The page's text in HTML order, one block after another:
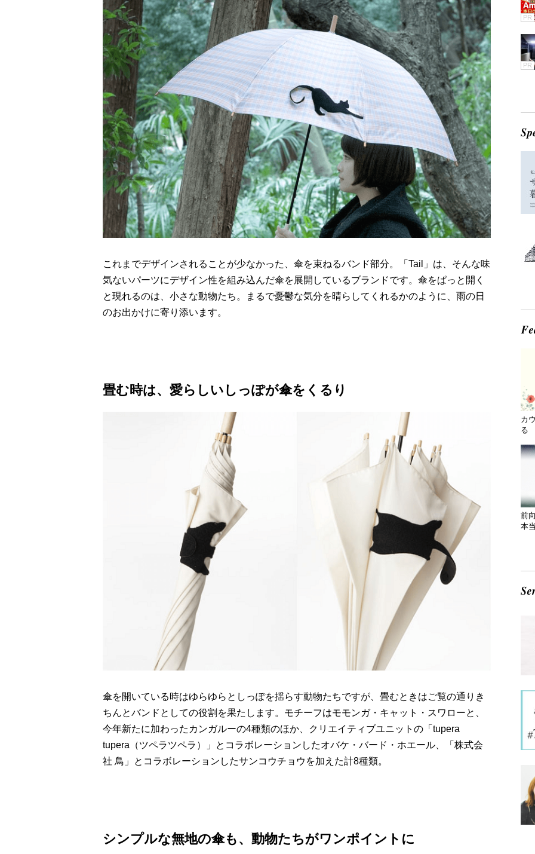
これまでデザインされることが少なかった、傘を束ねるバンド部分。「Tail」は、そんな味
気ないパーツにデザイン性を組み込んだ傘を展開しているブランドです。傘をぱっと開く
と現れるのは、小さな動物たち。まるで憂鬱な気分を晴らしてくれるかのように、雨の日
のお出かけに寄り添います。
畳む時は、愛らしいしっぽが傘をくるり
傘を開いている時はゆらゆらとしっぽを揺らす動物たちですが、畳むときはご覧の通りき
ちんとバンドとしての役割を果たします。モチーフはモモンガ・キャット・スワローと、
今年新たに加わったカンガルーの4種類のほか、クリエイティブユニットの「tupera
tupera（ツペラツペラ）」とコラボレーションしたオバケ・バード・ホエール、「株式会
社 鳥」とコラボレーションしたサンコウチョウを加えた計8種類。
シンプルな無地の傘も、動物たちがワンポイントに
PR
PR
カ
る
前
本